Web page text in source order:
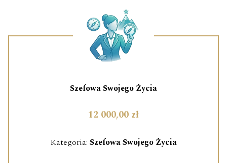
Szefowa Swojego Życia
12 000,00 zł
Kategoria: Szefowa Swojego Życia